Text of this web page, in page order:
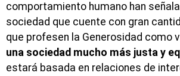
comportamiento humano han
sociedad que cuente con gran
que profesen la Generosidad como
una sociedad mucho más justa y
estará basada en relaciones de